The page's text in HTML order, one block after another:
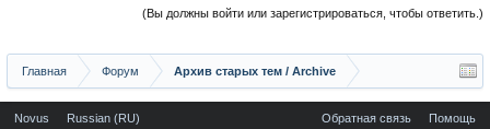
(Вы должны войти или зарегистрироваться, чтобы ответить.)
Главная Форум Архив старых тем / Archive
Novus Russian (RU) Обратная связь Помощь